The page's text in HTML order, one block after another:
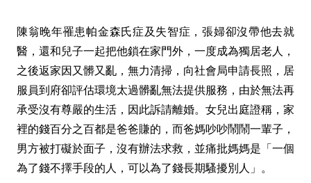
陳翁晚年罹患帕金森氏症及失智症，張婦卻沒帶他去就
醫，還和兒子一起把他鎖在家門外，一度成為獨居老人，
之後返家因又髒又亂，無力清掃，向社會局申請長照，居
服員到府卻評估環境太過髒亂無法提供服務，由於無法再
承受沒有尊嚴的生活，因此訴請離婚。女兒出庭證稱，家
裡的錢百分之百都是爸爸賺的，而爸媽吵吵鬧鬧一輩子，
男方被打礙於面子，沒有辦法求救，並痛批媽媽是「一個
為了錢不擇手段的人，可以為了錢長期騷擾別人」。